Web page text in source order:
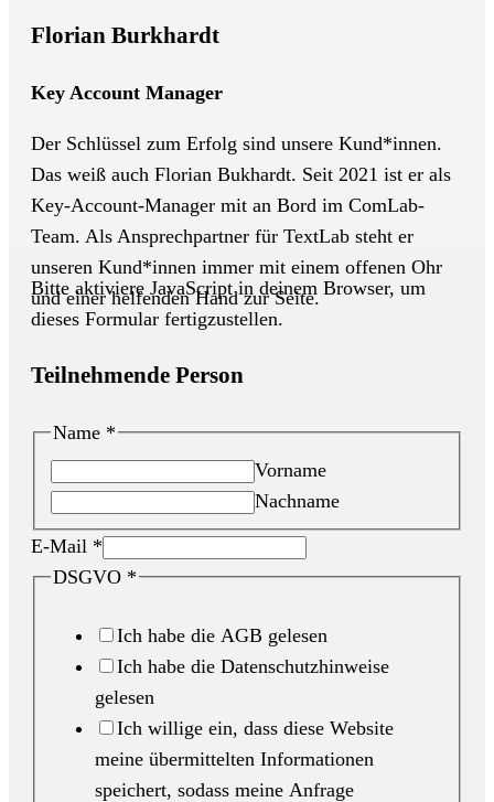
Florian Burkhardt
Key Account Manager
Der Schlüssel zum Erfolg sind unsere Kund*innen.
Das weiß auch Florian Bukhardt. Seit 2021 ist er als
Key-Account-Manager mit an Bord im ComLab-
Team. Als Ansprechpartner für TextLab steht er
unseren Kund*innen immer mit einem offenen Ohr
und einer helfenden Hand zur Seite.
Bitte aktiviere JavaScript in deinem Browser, um
dieses Formular fertigzustellen.
Teilnehmende Person
Name *
Vorname
Nachname
E-Mail *
DSGVO *
Ich habe die AGB gelesen
Ich habe die Datenschutzhinweise
gelesen
Ich willige ein, dass diese Website
meine übermittelten Informationen
speichert, sodass meine Anfrage